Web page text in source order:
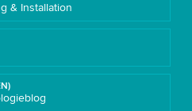
& Installation